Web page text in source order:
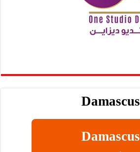
Damascus
Damascus